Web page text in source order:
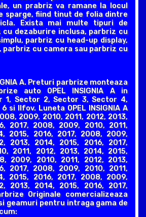
un prabriz va ramane la locul
sparge, fiind tinut de folia dintre
Exista mai multe tipuri de
dezaburire inclusa, parbriz cu
parbriz cu head-up display,
parbriz cu camera sau parbriz cu
A. Preturi parbrize monteaza
auto OPEL INSIGNIA A in
1, Sector 2, Sector 3, Sector 4,
si Ilfov. Luneta OPEL INSIGNIA A
2009, 2010, 2011, 2012, 2013,
2017, 2008, 2009, 2010, 2011,
2015, 2016, 2017, 2008, 2009,
2013, 2014, 2015, 2016, 2017,
2011, 2012, 2013, 2014, 2015,
2009, 2010, 2011, 2012, 2013,
2017, 2008, 2009, 2010, 2011,
2015, 2016, 2017, 2008, 2009,
2013, 2014, 2015, 2016, 2017,
Originale comercializeaza
geamuri pentru intraga gama de